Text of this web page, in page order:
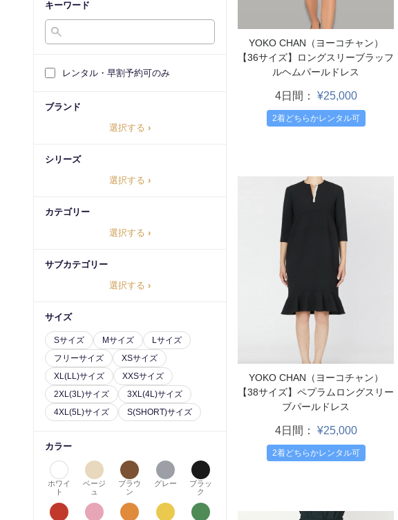
キーワード
レンタル・早割予約可のみ
ブランド
選択する ›
シリーズ
選択する ›
カテゴリー
選択する ›
サブカテゴリー
選択する ›
サイズ
Sサイズ Mサイズ
Lサイズ
フリーサイズ
XSサイズ
XL(LL)サイズ
XXSサイズ
2XL(3L)サイズ
3XL(4L)サイズ
4XL(5L)サイズ
S(SHORT)サイズ
カラー
ホワイ
ト
ベージ
ュ
ブラウ
ン
グレー
ブラッ
ク
YOKO CHAN（ヨーコチャン）
【36サイズ】ロングスリーブラッフ
ルヘムパールドレス
4日間： ¥25,000
2着どちらかレンタル可
YOKO CHAN（ヨーコチャン）
【38サイズ】ペプラムロングスリー
ブパールドレス
4日間： ¥25,000
2着どちらかレンタル可